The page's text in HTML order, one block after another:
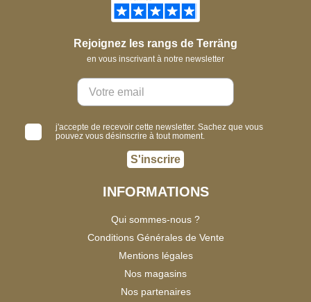
Rejoignez les rangs de Terräng
en vous inscrivant à notre newsletter
j'accepte de recevoir cette newsletter. Sachez que vous
pouvez vous désinscrire à tout moment.
S'inscrire
INFORMATIONS
Qui sommes-nous ?
Conditions Générales de Vente
Mentions légales
Nos magasins
Nos partenaires